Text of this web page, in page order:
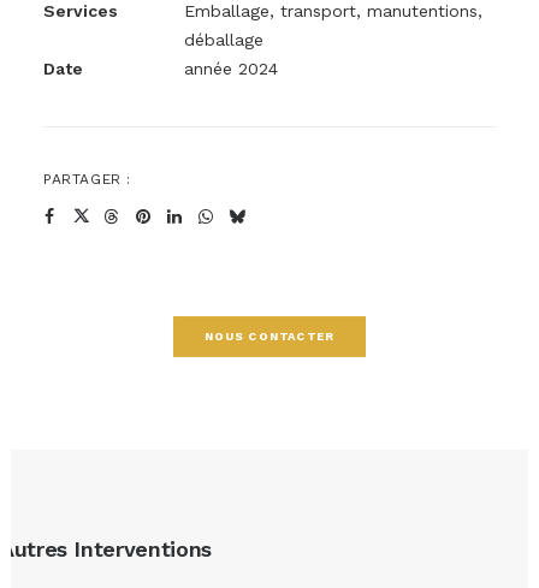
Services
Emballage, transport, manutentions,
déballage
Date
année 2024
PARTAGER :
NOUS CONTACTER
Autres Interventions